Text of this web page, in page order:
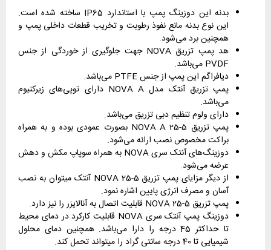
بدنه این دوزینگ پمپ با استاندارد IP65 ساخته شده است.
این نوع بدنه مانع نفوذ رطوبت و تخریب قطعات داخلی پمپ و
همچنین برد می‌شود.
هد پمپ تزریق NOVA جهت جلوگیری از خوردگی از جنس
PVDF می‌باشد.
دیافراگم این پمپ از جنس PTFE می‌باشد.
پمپ تزریق آنتک مدل NOVA A دارای توپی‌های زیرکنیوم
می‌باشد.
دارای ولوم تنظیم دبی تزریق می‌باشد.
پمپ تزریق 5-25 NOVA A بصورت عمودی بوده و به همراه
براکت مخصوص نصب ارائه می‌شود.
دوزینگ‌های آنتک سری NOVA به همراه سوپاپ مکش و دهش
عرضه می‌شود.
از دیگر مزایای پمپ تزریق 5-25 NOVA آنتک میتوان به نصب
آسان و مصرف انرژی پایین اشاره نمود.
پمپ تزریق 5-25 NOVA قابلیت اتصال به آنالایزر را نیز دارد.
دوزینگ پمپ آنتک سری NOVA قابلیت کارکرد در دمای محیط
تا حداکثر 45 درجه را دارا می‌باشد. همچنین دمای محلول
شیمیایی تا 40 درجه سانتی گراد را میتواند تحمل کند.